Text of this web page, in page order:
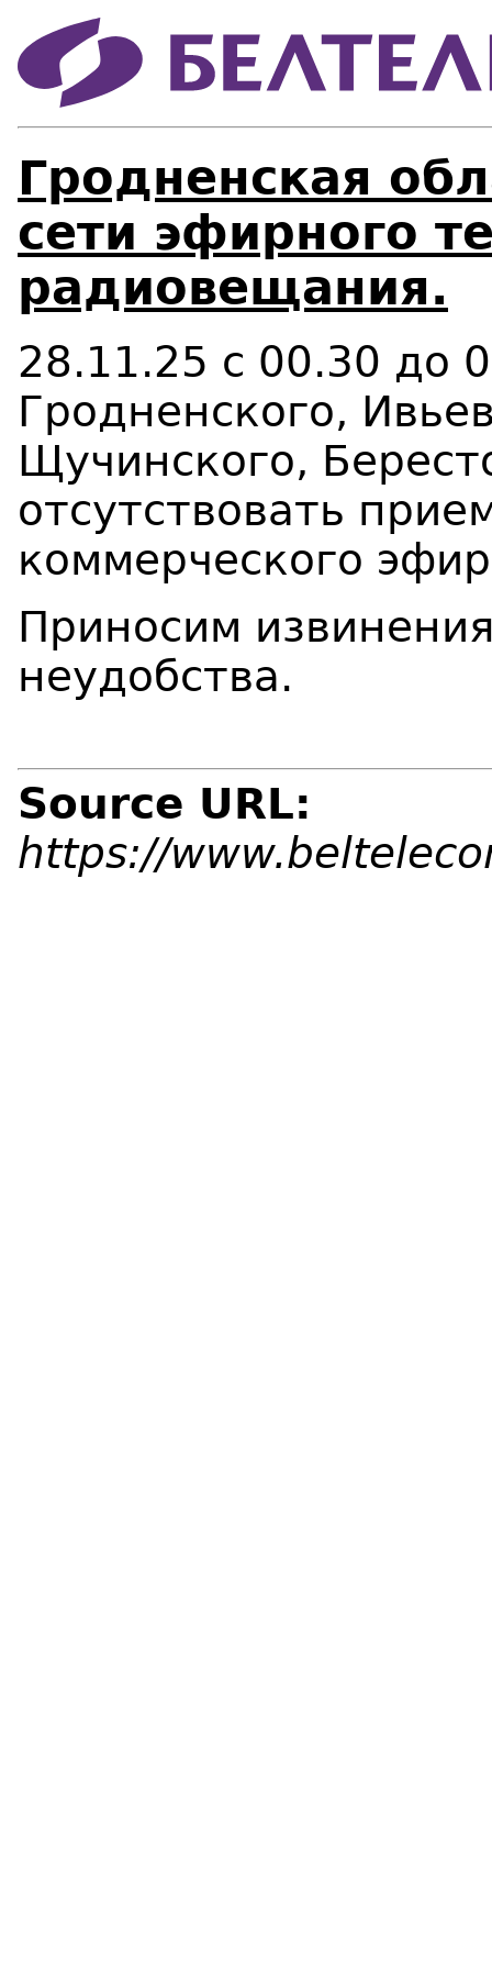
Гродненская
сети эфирного
радиовещания.
28.11.25 с 00.30 до
Гродненского,
Щучинского,
отсутствовать
коммерческого
Приносим
неудобства.
Source URL:
https://